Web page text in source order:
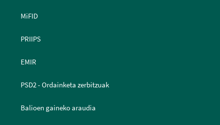
MiFID
PRIIPS
EMIR
PSD2 - Ordainketa zerbitzuak
Balioen gaineko araudia